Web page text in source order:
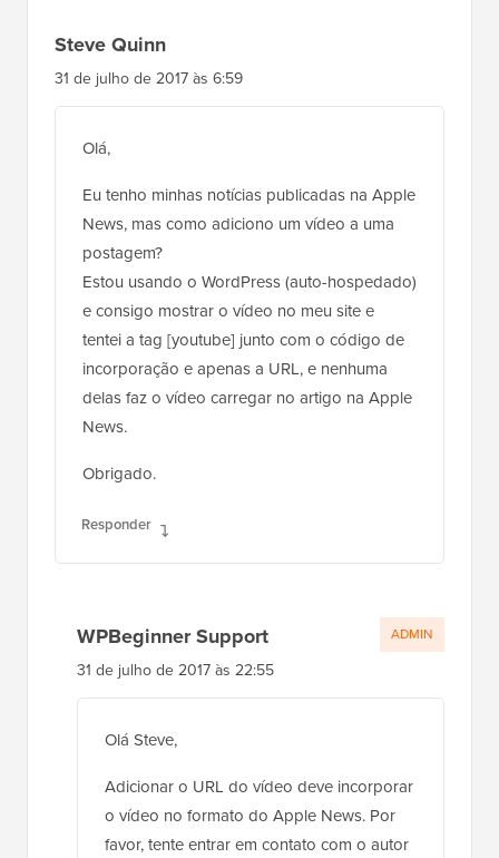
Steve Quinn
31 de julho de 2017 às 6:59
Olá,
Eu tenho minhas notícias publicadas na Apple
News, mas como adiciono um vídeo a uma
postagem?
Estou usando o WordPress (auto-hospedado)
e consigo mostrar o vídeo no meu site e
tentei a tag [youtube] junto com o código de
incorporação e apenas a URL, e nenhuma
delas faz o vídeo carregar no artigo na Apple
News.
Obrigado.
Responder
WPBeginner Support
31 de julho de 2017 às 22:55
Olá Steve,
Adicionar o URL do vídeo deve incorporar
o vídeo no formato do Apple News. Por
favor, tente entrar em contato com o autor
ADMIN